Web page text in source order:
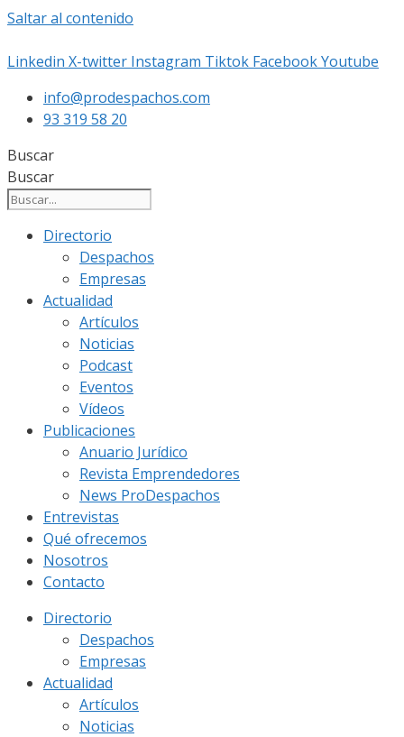
Saltar al contenido
Linkedin X-twitter Instagram Tiktok FacebookYoutube
info@prodespachos.com
93 319 58 20
Buscar
Buscar
Directorio
Despachos
Empresas
Actualidad
Artículos
Noticias
Podcast
Eventos
Vídeos
Publicaciones
Anuario Jurídico
Revista Emprendedores
News ProDespachos
Entrevistas
Qué ofrecemos
Nosotros
Contacto
Directorio
Despachos
Empresas
Actualidad
Artículos
Noticias